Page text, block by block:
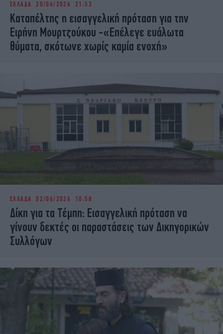
iBOOKS
OSCARS
THE OCEAN
MEDIA
ELAMEFORA
ΕΛΛΑΔΑ 20/06/2026 21:53
Καταπέλτης η εισαγγελική πρόταση για την
Ειρήνη Μουρτζούκου -«Επέλεγε ευάλωτα
θύματα, σκότωνε χωρίς καμία ενοχή»
ΕΛΛΑΔΑ 02/06/2026 10:58
Δίκη για τα Τέμπη: Εισαγγελική πρόταση να
γίνουν δεκτές οι παραστάσεις των Δικηγορικών
Συλλόγων